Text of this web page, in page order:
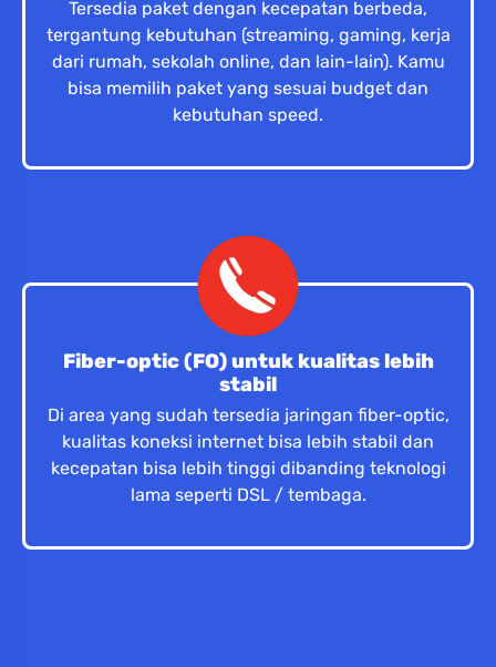
Tersedia paket dengan kecepatan berbeda,
tergantung kebutuhan (streaming, gaming, kerja
dari rumah, sekolah online, dan lain-lain). Kamu
bisa memilih paket yang sesuai budget dan
kebutuhan speed.
Fiber-optic (FO) untuk kualitas lebih
stabil
Di area yang sudah tersedia jaringan fiber-optic,
kualitas koneksi internet bisa lebih stabil dan
kecepatan bisa lebih tinggi dibanding teknologi
lama seperti DSL / tembaga.